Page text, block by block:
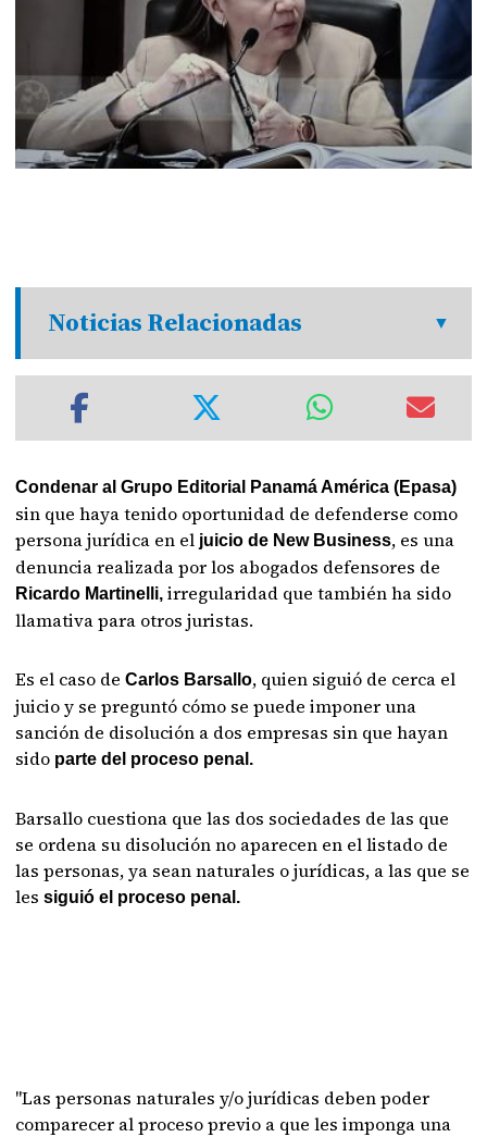
Noticias Relacionadas
Condenar al Grupo Editorial Panamá América (Epasa)
sin que haya tenido oportunidad de defenderse como
persona jurídica en el juicio de New Business, es una
denuncia realizada por los abogados defensores de
Ricardo Martinelli,irregularidad que también ha sido
llamativa para otros juristas.
Es el caso deCarlos Barsallo, quien siguió de cerca el
juicio y se preguntó cómo se puede imponer una
sanción de disolución a dos empresas sin que hayan
sido parte del proceso penal.
Barsallo cuestiona que las dos sociedades de las que
se ordena su disolución no aparecen en el listado de
las personas, ya sean naturales o jurídicas, a las que se
les siguió el proceso penal.
"Las personas naturales y/o jurídicas deben poder
comparecer al proceso previo a que les imponga una